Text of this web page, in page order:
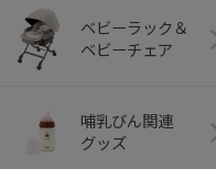
ベビーラック＆
ベビーチェア
哺乳びん関連
グッズ